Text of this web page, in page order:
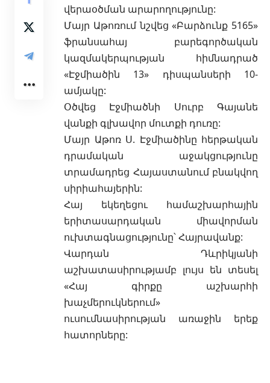
վերաօծման արարողությունը:
Մայր Աթոռում նշվեց «Բարձունք 5165»
ֆրանսահայ բարեգործական
կազմակերպության հիմնադրած
«Էջմիածին 13» դիսպանսերի 10-
ամյակը:
Օծվեց Էջմիածնի Սուրբ Գայանե
վանքի գլխավոր մուտքի դուռը:
Մայր Աթոռ Ս. Էջմիածինը հերթական
դրամական աջակցությունը
տրամադրեց Հայաստանում բնակվող
սիրիահայերին:
Հայ եկեղեցու համաշխարհային
երիտասարդական միավորման
ուխտագնացությունը՝ Հայրավանք:
Վարդան Դևրիկյանի
աշխատասիրությամբ լույս են տեսել
«Հայ գիրքը աշխարհի
խաչմերուկներում»
ուսումնասիրության առաջին երեք
հատորները: